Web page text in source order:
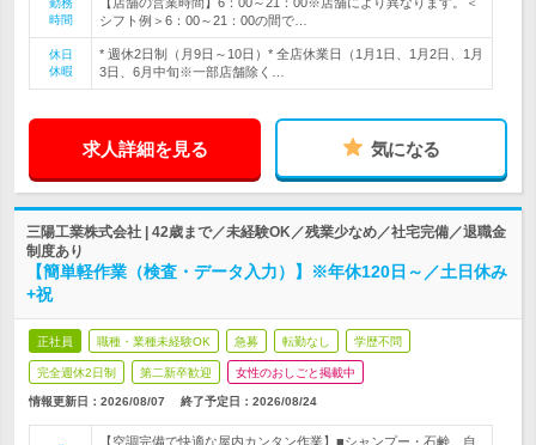
勤務
時間
シフト例＞6：00～21：00の間で…
休日
休暇
* 週休2日制（月9日～10日）* 全店休業日（1月1日、1月2日、1月
3日、6月中旬※一部店舗除く…
求人詳細を見る 気になる
三陽工業株式会社 | 42歳まで／未経験OK／残業少なめ／社宅完備／退職金
制度あり
【簡単軽作業（検査・データ入力）】※年休120日～／土日休み
+祝
正社員 職種・業種未経験OK 急募 転勤なし 学歴不問
完全週休2日制 第二新卒歓迎 女性のおしごと掲載中
情報更新日：2026/08/07 終了予定日： 2026/08/24
【空調完備で快適な屋内カンタン作業】■シャンプー・石鹸、自